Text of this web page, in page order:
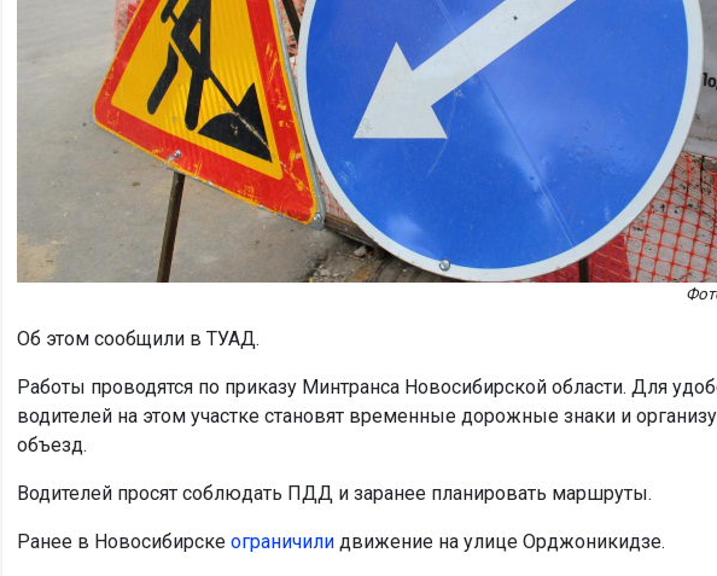
Об этом сообщили в ТУАД.
Работы проводятся по приказу Минтранса Новосибирской области. Для
водителей на этом участке становят временные дорожные знаки и
объезд.
Водителей просят соблюдать ПДД и заранее планировать маршруты.
Ранее в Новосибирске ограничилидвижение на улице Орджоникидзе.